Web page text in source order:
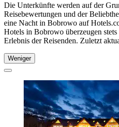
Die Unterkünfte werden auf der
Reisebewertungen und der
eine Nacht in Bobrowo auf
Hotels in Bobrowo überzeugen
Erlebnis der Reisenden. Zuletzt
Weniger